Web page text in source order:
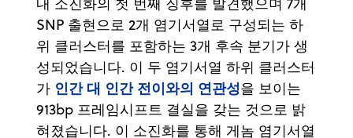
SNP 출현으로 2개 염기서열로 구성되는 하
위 클러스터를 포함하는 3개 후속 분기가 생
성되었습니다. 이 두 염기서열 하위 클러스터
가 인간 대 인간 전이와의 연관성을 보이는
913bp 프레임시프트 결실을 갖는 것으로 밝
혀졌습니다. 이 소진화를 통해 게놈 염기서열